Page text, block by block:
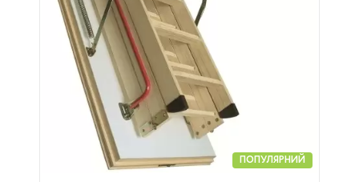
ПОПУЛЯРНИЙ